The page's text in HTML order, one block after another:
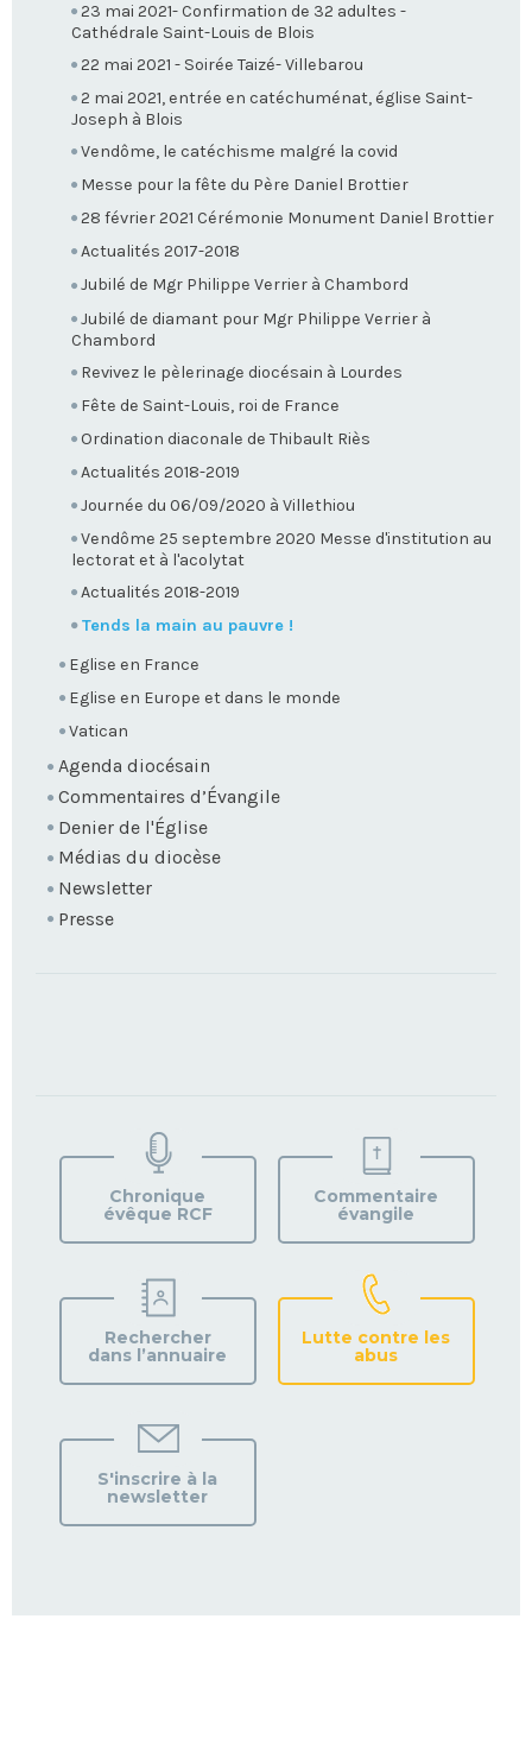
23 mai 2021- Confirmation de 32 adultes -
Cathédrale Saint-Louis de Blois
22 mai 2021 - Soirée Taizé- Villebarou
2 mai 2021, entrée en catéchuménat, église Saint-
Joseph à Blois
Vendôme, le catéchisme malgré la covid
Messe pour la fête du Père Daniel Brottier
28 février 2021 Cérémonie Monument Daniel Brottier
Actualités 2017-2018
Jubilé de Mgr Philippe Verrier à Chambord
Jubilé de diamant pour Mgr Philippe Verrier à
Chambord
Revivez le pèlerinage diocésain à Lourdes
Fête de Saint-Louis, roi de France
Ordination diaconale de Thibault Riès
Actualités 2018-2019
Journée du 06/09/2020 à Villethiou
Vendôme 25 septembre 2020 Messe d'institution au
lectorat et à l'acolytat
Actualités 2018-2019
Tends la main au pauvre !
Eglise en France
Eglise en Europe et dans le monde
Vatican
Agenda diocésain
Commentaires d’Évangile
Denier de l'Église
Médias du diocèse
Newsletter
Presse
VOTRE
PAROISSE
Chronique
évêque RCF
Commentaire
évangile
Rechercher
dans l’annuaire
Lutte contre les
abus
S'inscrire à la
newsletter